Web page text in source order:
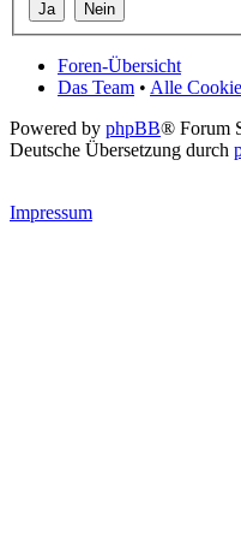
Foren-Übersicht
Das Team • Alle
Powered by phpBB® Forum
Deutsche Übersetzung durch
Impressum